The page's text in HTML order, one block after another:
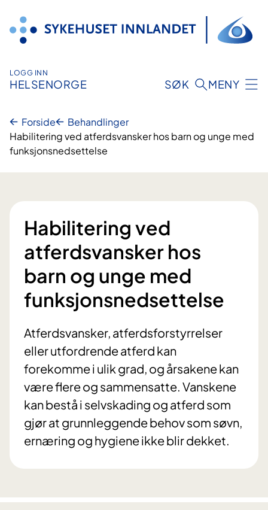
innhold
LOGG INN
HELSENORGE SØK MENY
Forside
Behandlinger
Habilitering ved atferdsvansker hos barn og unge med
funksjonsnedsettelse
Habilitering ved
atferdsvansker hos
barn og unge med
funksjonsnedsettelse
Atferdsvansker, atferdsforstyrrelser
eller utfordrende atferd kan
forekomme i ulik grad, og årsakene kan
være flere og sammensatte. Vanskene
kan bestå i selvskading og atferd som
gjør at grunnleggende behov som søvn,
ernæring og hygiene ikke blir dekket.